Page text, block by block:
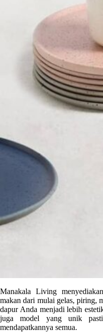
Manakala Living
makan dari mulai gelas, piring,
dapur Anda menjadi lebih
juga model yang unik
mendapatkannya semua.